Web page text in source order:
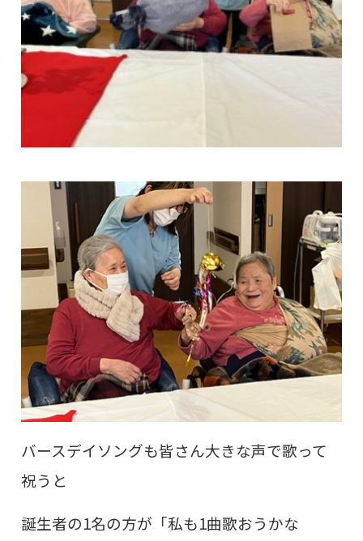
バースデイソングも皆さん大きな声で歌って
祝うと
誕生者の1名の方が「私も1曲歌おうかな